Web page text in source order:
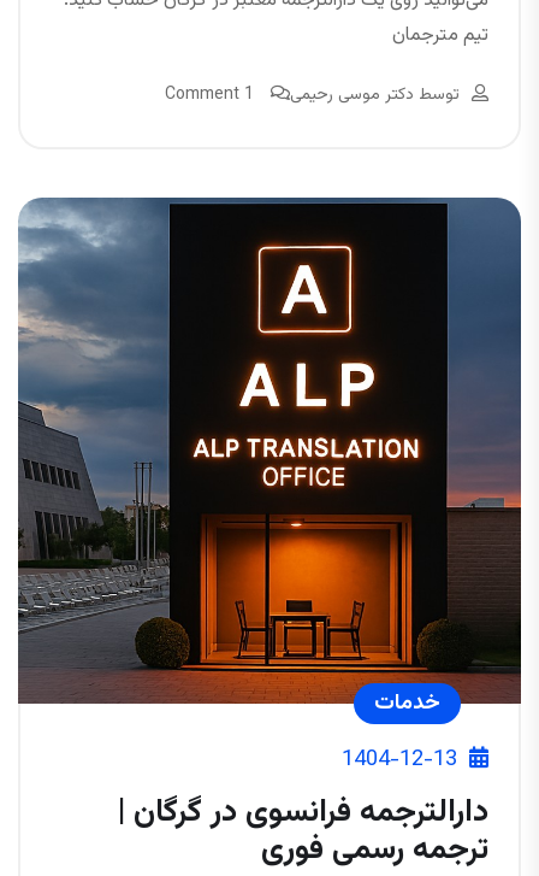
تیم مترجمان
توسط دکتر موسی رحیمی 1 Comment
خدمات
1404-12-13
دارالترجمه فرانسوی در گرگان |
ترجمه رسمی فوری